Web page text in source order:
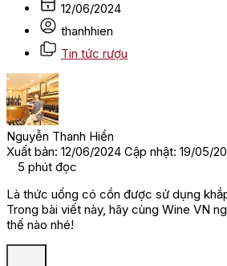
12/06/2024
thanhhien
Tin tức rượu
Nguyễn Thanh Hiền
Xuất bản: 12/06/2024 Cập nhật: 19/05/
5 phút đọc
Là thức uống có cồn được sử dụng
Trong bài viết này, hãy cùng Wine VN
thế nào nhé!